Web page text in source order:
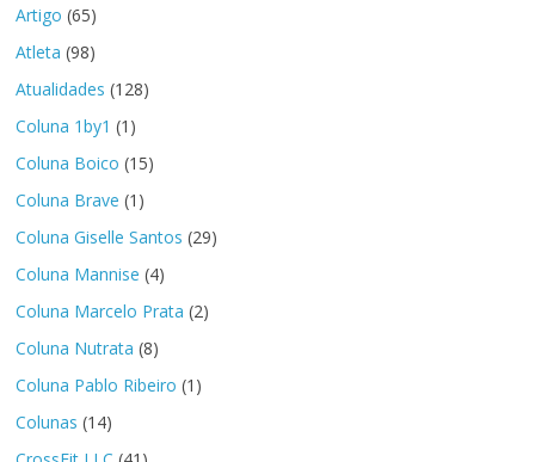
Artigo (65)
Atleta (98)
Atualidades (128)
Coluna 1by1 (1)
Coluna Boico (15)
Coluna Brave (1)
Coluna Giselle Santos (29)
Coluna Mannise (4)
Coluna Marcelo Prata (2)
Coluna Nutrata (8)
Coluna Pablo Ribeiro (1)
Colunas (14)